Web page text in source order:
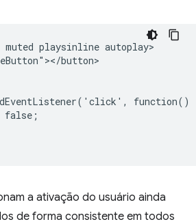
playsinline autoplay>
button>
function()
false;
a ativação do usuário ainda
de forma consistente em todos